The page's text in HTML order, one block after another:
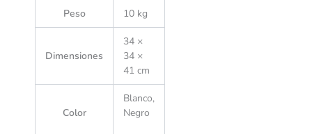
Peso 10 kg
Dimensiones
34 ×
34 ×
41 cm
Color
Blanco,
Negro